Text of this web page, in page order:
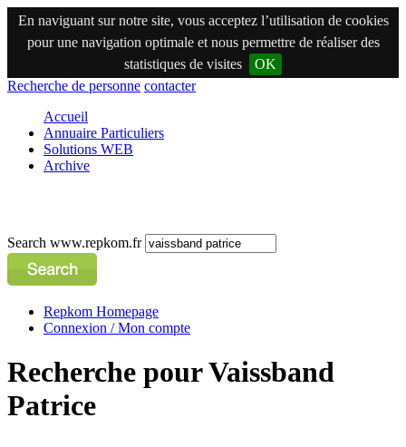
En naviguant sur notre site, vous acceptez l’utilisation de cookies
pour une navigation optimale et nous permettre de réaliser des
statistiques de visites
OK
Recherche de personne contacter
Accueil
Annuaire Particuliers
Solutions WEB
Archive
Search www.repkom.fr
Repkom Homepage
Connexion / Mon compte
Recherche pour Vaissband
Patrice